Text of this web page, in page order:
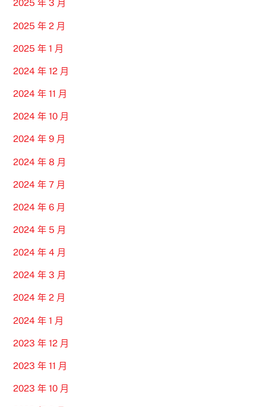
2025 年 3 月
2025 年 2 月
2025 年 1 月
2024 年 12 月
2024 年 11 月
2024 年 10 月
2024 年 9 月
2024 年 8 月
2024 年 7 月
2024 年 6 月
2024 年 5 月
2024 年 4 月
2024 年 3 月
2024 年 2 月
2024 年 1 月
2023 年 12 月
2023 年 11 月
2023 年 10 月